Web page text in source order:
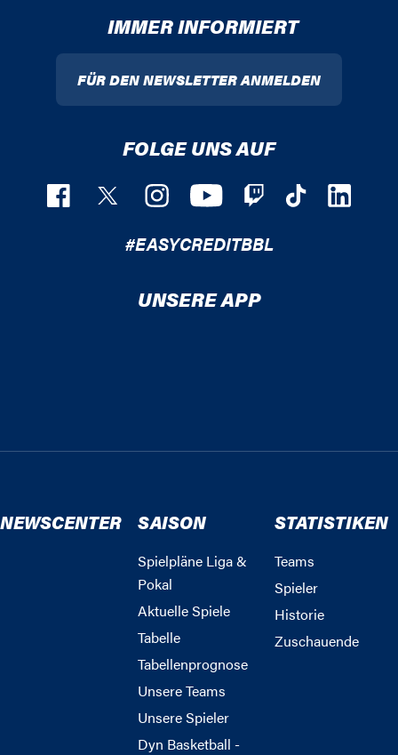
IMMER INFORMIERT
FÜR DEN NEWSLETTER ANMELDEN
FOLGE UNS AUF
#EASYCREDITBBL
UNSERE APP
NEWSCENTER SAISON
Spielpläne Liga &
Pokal
Aktuelle Spiele
Tabelle
Tabellenprognose
Unsere Teams
Unsere Spieler
Dyn Basketball -
STATISTIKEN
Teams
Spieler
Historie
Zuschauende